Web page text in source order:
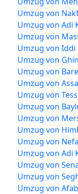
Umzug von
Umzug von Adi
Umzug von
Umzug von Iddi
Umzug von
Umzug von
Umzug von
Umzug von
Umzug von
Umzug von
Umzug von
Umzug von
Umzug von Adi
Umzug von
Umzug von
Umzug von